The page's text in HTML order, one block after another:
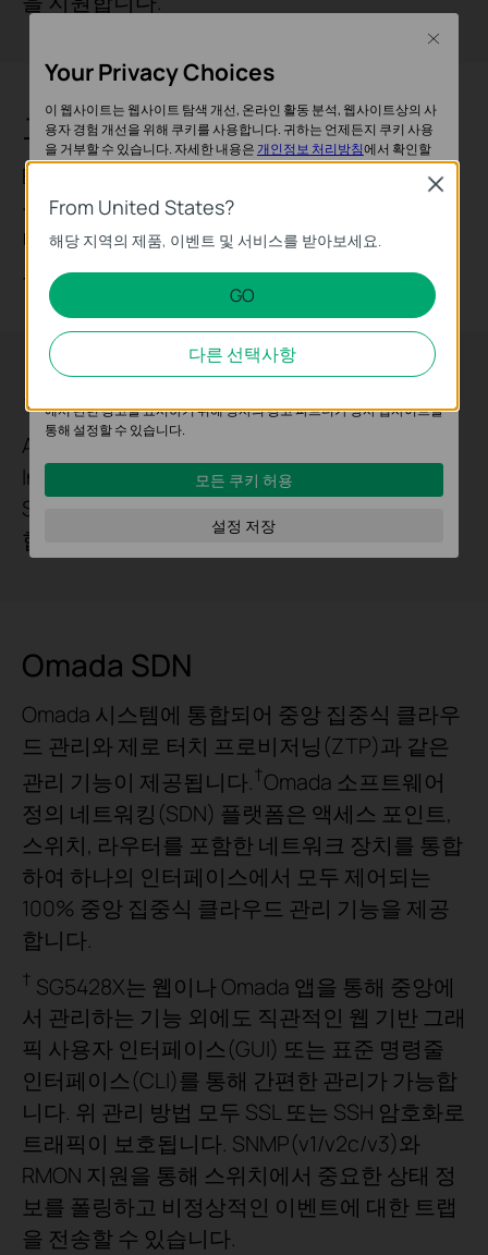
고가용성
ERPS(Ethernet Ring Protection Switching) 기
능으로 링 토폴로지를 빠르게 보호하고 복구하
며, 이는 중간 규모 비즈니스 환경에서 네트워
크 가동시간을 유지하는 데 필수적입니다.
강력한 보안 기능
ACL 지원(IPv4 및 IPv6), DAI(Dynamic ARP
Inspection), IEEE 802.1X, MAB, 포트 보안,
SSH(Secure Shell)를 통해 다양한 네트워크 위
협을 방어합니다.
Omada SDN
Omada 시스템에 통합되어 중앙 집중식 클라우
드 관리와 제로 터치 프로비저닝(ZTP)과 같은
관리 기능이 제공됩니다.†Omada 소프트웨어
정의 네트워킹(SDN) 플랫폼은 액세스 포인트,
스위치, 라우터를 포함한 네트워크 장치를 통합
하여 하나의 인터페이스에서 모두 제어되는
100% 중앙 집중식 클라우드 관리 기능을 제공
합니다.
† SG5428X는 웹이나 Omada 앱을 통해 중앙에
서 관리하는 기능 외에도 직관적인 웹 기반 그래
픽 사용자 인터페이스(GUI) 또는 표준 명령줄
인터페이스(CLI)를 통해 간편한 관리가 가능합
니다. 위 관리 방법 모두 SSL 또는 SSH 암호화로
트래픽이 보호됩니다. SNMP(v1/v2c/v3)와
RMON 지원을 통해 스위치에서 중요한 상태 정
보를 폴링하고 비정상적인 이벤트에 대한 트랩
을 전송할 수 있습니다.
From United States?
해당 지역의 제품, 이벤트 및 서비스를 받아보세요.
GO
다른 선택사항
Close
Your Privacy Choices
이 웹사이트는 웹사이트 탐색 개선, 온라인 활동 분석, 웹사이트상의 사
용자 경험 개선을 위해 쿠키를 사용합니다. 귀하는 언제든지 쿠키 사용
을 거부할 수 있습니다. 자세한 내용은개인정보 처리방침에서 확인할
수 있습니다.
기본 쿠키
이 쿠키는 웹사이트가 작동하는 데 필요하며 사용자의 시스템에서 비활
분석 및 마케팅 쿠키
분석 쿠키는 웹사이트의 기능을 개선하고 조정하기 위해 웹사이트에서
의 사용자 활동을 분석하는 데 사용하는 쿠키입니다.
에서 관련 광고를 표시하기 위해 당사의 광고 파트너가 당사 웹사이트를
통해 설정할 수 있습니다.
모든 쿠키 허용
설정 저장
Close